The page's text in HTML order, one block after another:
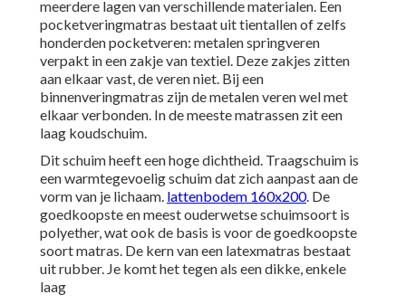
meerdere lagen van verschillende materialen. Een
pocketveringmatras bestaat uit tientallen of zelfs
honderden pocketveren: metalen springveren
verpakt in een zakje van textiel. Deze zakjes zitten
aan elkaar vast, de veren niet. Bij een
binnenveringmatras zijn de metalen veren wel met
elkaar verbonden. In de meeste matrassen zit een
laag koudschuim.
Dit schuim heeft een hoge dichtheid. Traagschuim is
een warmtegevoelig schuim dat zich aanpast aan de
vorm van je lichaam. lattenbodem 160x200. De
goedkoopste en meest ouderwetse schuimsoort is
polyether, wat ook de basis is voor de goedkoopste
soort matras. De kern van een latexmatras bestaat
uit rubber. Je komt het tegen als een dikke, enkele
laag